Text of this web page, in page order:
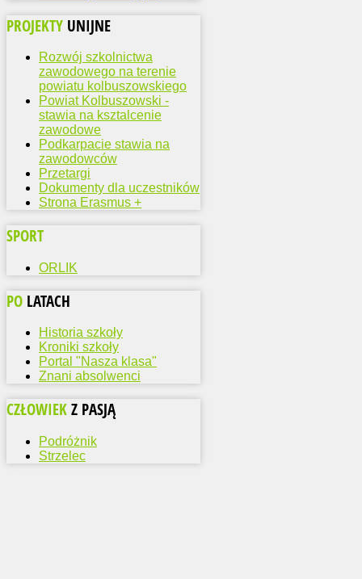
PROJEKTY UNIJNE
Rozwój szkolnictwa
zawodowego na terenie
powiatu kolbuszowskiego
Powiat Kolbuszowski -
stawia na ksztalcenie
zawodowe
Podkarpacie stawia na
zawodowców
Przetargi
Dokumenty dla uczestników
Strona Erasmus +
SPORT
ORLIK
PO LATACH
Historia szkoły
Kroniki szkoły
Portal "Nasza klasa"
Znani absolwenci
CZŁOWIEK Z PASJĄ
Podróżnik
Strzelec